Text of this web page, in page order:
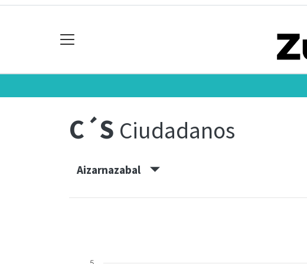
C´S Ciudadanos
Aizarnazabal